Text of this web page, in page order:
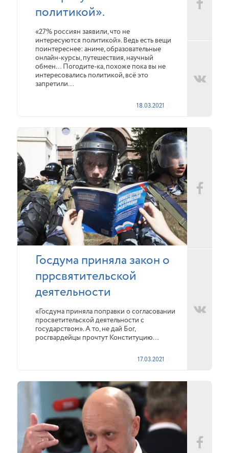
политикой».
«27% россиян заявили, что не
интересуются политикой». Ведь есть вещи
поинтереснее: аниме, образовательные
онлайн-курсы, путешествия, научный
обмен… Погодите-ка, похоже пока вы не
интересовались политикой, всё это
запретили…
18.03.2021
Госдума приняла закон о
пррсвятительской
деятельности
«Госдума приняла поправки о согласовании
просветительской деятельности с
государством». А то, не дай Бог,
росгвардейцы прочтут Конституцию…
17.03.2021